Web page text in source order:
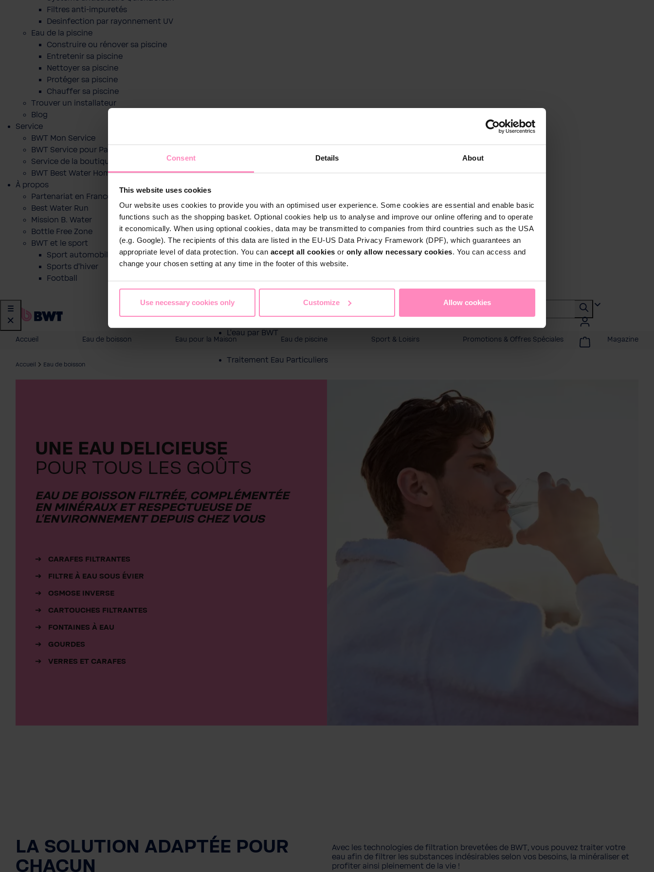
Consent Details About
This website uses cookies
Our website uses cookies to provide you with an optimised user experience. Some cookies are essential and enable basic
functions such as the shopping basket. Optional cookies help us to analyse and improve our online offering and to operate
it economically. When using optional cookies, data may be transmitted to companies from third countries such as the USA
(e.g. Google). The recipients of this data are listed in the EU-US Data Privacy Framework (DPF), which guarantees an
appropriate level of data protection. You can accept all cookies or only allow necessary cookies. You can access and
change your chosen setting at any time in the footer of this website.
Use necessary cookies only Customize Allow cookies
Filtres anti-impuretés
Desinfection par rayonnement UV
Eau de la piscine
Construire ou rénover sa piscine
Entretenir sa piscine
Nettoyer sa piscine
Protéger sa piscine
Chauffer sa piscine
Trouver un installateur
Blog
Service
BWT Mon Service
BWT Service pour Particuliers
Service de la boutique en ligne
BWT Best Water Home App
À propos
Partenariat en France
Best Water Run
Mission B. Water
Bottle Free Zone
BWT et le sport
Sport automobile
Sports d'hiver
Football
Boutique en ligne
L'eau par BWT
Traitement Eau Particuliers
Accueil Eau de boisson Eau pour la Maison Eau de piscine Sport & Loisirs Promotions & Offres Spéciales Magazine
Accueil Eau de boisson
UNE EAU DELICIEUSE
POUR TOUS LES GOÛTS
EAU DE BOISSON FILTRÉE, COMPLÉMENTÉE
EN MINÉRAUX ET RESPECTUEUSE DE
L'ENVIRONNEMENT DEPUIS CHEZ VOUS
CARAFES FILTRANTES
FILTRE À EAU SOUS ÉVIER
OSMOSE INVERSE
CARTOUCHES FILTRANTES
FONTAINES À EAU
GOURDES
VERRES ET CARAFES
LA SOLUTION ADAPTÉE POUR
CHACUN
Avec les technologies de filtration brevetées de BWT, vous pouvez traiter votre
eau afin de filtrer les substances indésirables selon vos besoins, la minéraliser et
profiter ainsi pleinement de la vie !